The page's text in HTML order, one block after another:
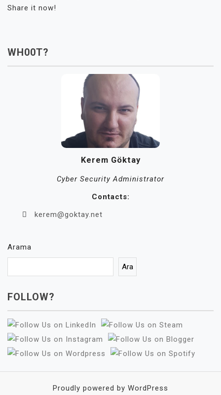
Share it now!
WH00T?
Kerem Göktay
Cyber Security Administrator
Contacts:
kerem@goktay.net
Arama
Ara
FOLLOW?
Proudly powered by WordPress